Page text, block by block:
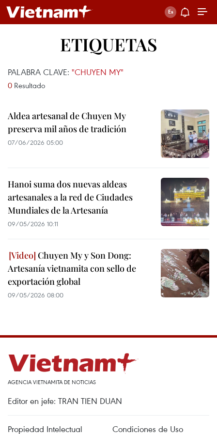
ETIQUETAS
PALABRA CLAVE: "CHUYEN MY"
0 Resultado
Aldea artesanal de Chuyen My
preserva mil años de tradición
07/06/2026 05:00
Hanoi suma dos nuevas aldeas
artesanales a la red de Ciudades
Mundiales de la Artesanía
09/05/2026 10:11
Chuyen My y Son Dong:
Artesanía vietnamita con sello de
exportación global
09/05/2026 08:00
AGENCIA VIETNAMITA DE NOTICIAS
Editor en jefe: TRAN TIEN DUAN
Propiedad Intelectual Condiciones de Uso